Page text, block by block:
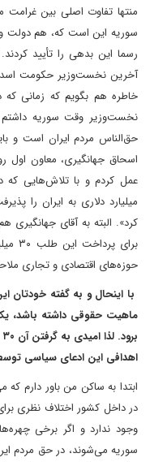
سوریه این است که، هم دولت
رسما این بدهی را تأیید
آخرین نخست‌وزیر حکومت
خاطره هم بگویم که زمانی
حق‌الناس مردم ایران است و
اسحاق جهانگیری، معاون اول
میلیارد دلاری به ایران را
کرد». البته به آقای جهانگیری
برای
حوزه‌های اقتصادی و تجاری
ماهیت حقوقی داشته باشد،
اهدافی این ادعای سیاسی
ابتدا به ساکن من باور دارم
در داخل کشور اختلاف نظری
وجود ندارد و اگر برخی
سوریه می‌شوند، در حق مردم